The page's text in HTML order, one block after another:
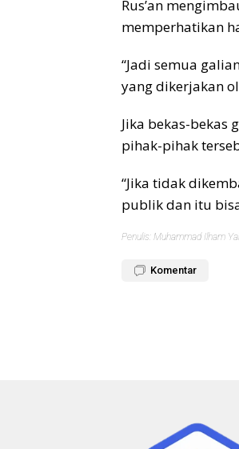
Rus’an
memperhatikan
“Jadi semua
yang dikerjakan
Jika bekas-bekas
pihak-pihak
“Jika tidak
publik dan itu
Penulis: Muhammad Ilham
Komentar